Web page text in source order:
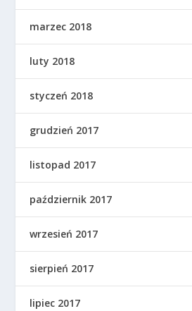
marzec 2018
luty 2018
styczeń 2018
grudzień 2017
listopad 2017
październik 2017
wrzesień 2017
sierpień 2017
lipiec 2017